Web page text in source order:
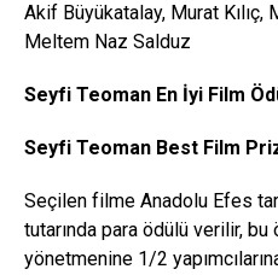
Akif Büyükatalay, Murat Kılıç,
Meltem Naz Salduz
Seyfi Teoman En İyi Film
Seyfi Teoman Best Film
Seçilen filme Anadolu Efes
tutarında para ödülü verilir,
yönetmenine 1/2